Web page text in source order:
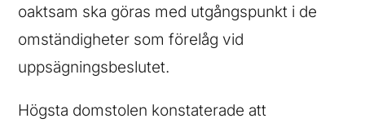
oaktsam ska göras med utgångspunkt i de
omständigheter som förelåg vid
uppsägningsbeslutet.
Högsta domstolen konstaterade att